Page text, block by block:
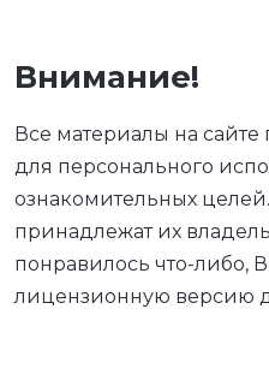
Внимание!
Все материалы на
для персонального
ознакомительных
принадлежат их
понравилось что-либо,
лицензионную версию